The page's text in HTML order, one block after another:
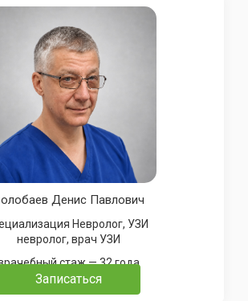
Денис Павлович
специализация Невролог, УЗИ
невролог, врач УЗИ
врачебный стаж — 32 года
Записаться